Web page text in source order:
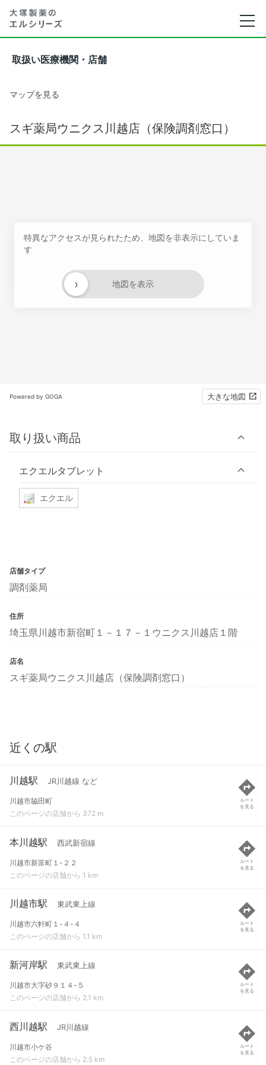
取扱い医療機関・店舗
マップを見る
スギ薬局ウニクス川越店（保険調剤窓口）
特異なアクセスが見られたため、地図を非表示にしていま
す
地図を表示
›
Powered by GOGA 大きな地図
取り扱い商品
エクエルタブレット
エクエル
店舗タイプ
調剤薬局
住所
埼玉県川越市新宿町１－１７－１ウニクス川越店１階
店名
スギ薬局ウニクス川越店（保険調剤窓口）
近くの駅
川越駅 JR川越線 など
川越市脇田町
このページの店舗から 372 m
ルート
を見る
本川越駅 西武新宿線
川越市新富町１-２２
このページの店舗から 1 km
ルート
を見る
川越市駅 東武東上線
川越市六軒町１-４-４
このページの店舗から 1.1 km
ルート
を見る
新河岸駅 東武東上線
川越市大字砂９１４-５
このページの店舗から 2.1 km
ルート
を見る
西川越駅 JR川越線
川越市小ケ谷
このページの店舗から 2.5 km
ルート
を見る